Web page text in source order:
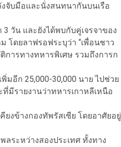
งจับมือและนั่งสนทนากันบนเรือ
3 วัน และยังได้พบกับคู่เจรจาของ
โดยลาฟรอฟระบุว่า “เพื่อนชาว
ารทางทหารพิเศษ รวมถึงการก
มอีก 25,000-30,000 นาย ไปช่วย
มีรายงานว่าทหารเกาหลีเหนือ
งข้างกองทัพรัสเซีย โดยอาศัยอยู่
ลระหว่างสองประเทศ ทั้งทาง